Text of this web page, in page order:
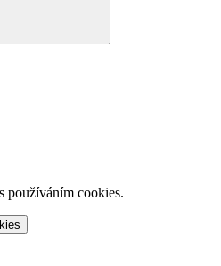
používáním cookies.